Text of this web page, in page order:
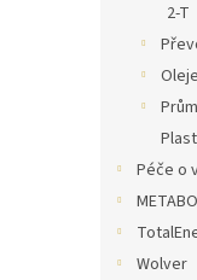
2-T
Péče o
Wolver